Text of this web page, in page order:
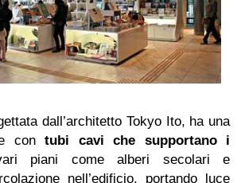
dall’architetto Tokyo Ito, ha una
contubi cavi che supportano i
piani come alberi secolari e
nell’edificio, portando luce